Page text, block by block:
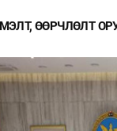
ӨӨРЧЛӨЛТ